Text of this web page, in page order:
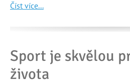
Číst více...
Sport je skvělou
života